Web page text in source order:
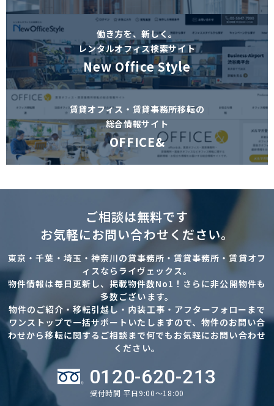
働き方を、新しく。
レンタルオフィス検索サイト
New Office Style
賃貸オフィス・賃貸事務所移転の
総合情報サイト
OFFICE&
ご相談は無料です
お気軽にお問い合わせください。
東京・千葉・埼玉・神奈川の貸事務所・賃貸事務所・賃貸オフ
ィスならライヴェックス。
物件情報は毎日更新し、掲載物件数No1！さらに非公開物件も
多数ございます。
物件のご紹介・移転引越し・内装工事・アフターフォローまで
ワンストップで一括サポートいたしますので、物件のお問い合
わせから移転に関するご相談まで何でもお気軽にお問い合わせ
ください。
0120-620-213
受付時間 平日9:00～18:00